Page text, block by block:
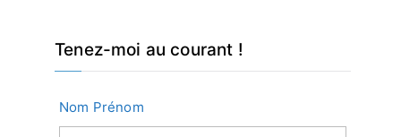
Tenez-moi au courant !
Nom Prénom